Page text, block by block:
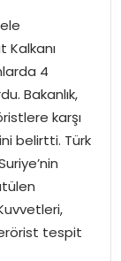
Kalkanı
4
Bakanlık,
karşı
belirtti. Türk
tespit